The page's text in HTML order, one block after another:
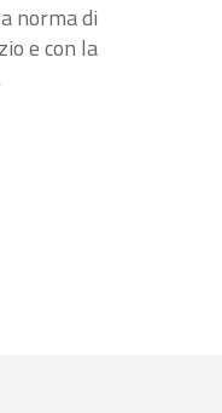
norma di
e con la